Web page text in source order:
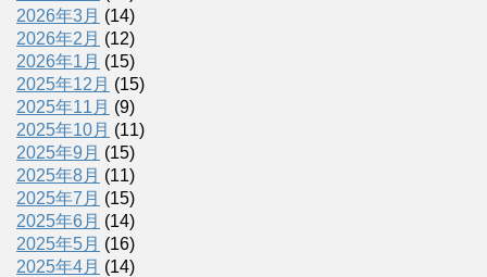
2026年3月 (14)
2026年2月 (12)
2026年1月 (15)
2025年12月 (15)
2025年11月 (9)
2025年10月 (11)
2025年9月 (15)
2025年8月 (11)
2025年7月 (15)
2025年6月 (14)
2025年5月 (16)
2025年4月 (14)